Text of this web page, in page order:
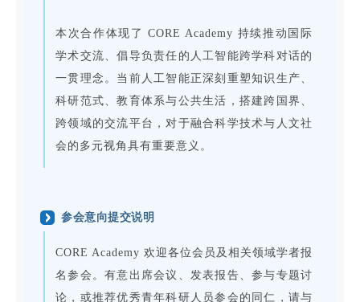
本次合作体现了 CORE Academy 持续推动国际
学术交流、倡导负责任的人工智能跨学科对话的
一贯理念。当前人工智能正深刻重塑知识生产、
科研范式、教育体系与公共生活，搭建跨国界、
跨领域的交流平台，对于融合科学技术与人文社
会的多元视角具有重要意义。
参会意向提交说明
CORE Academy 欢迎各位会员及相关领域学者报
名参会。有意出席会议、发表报告、参与专题讨
论，或推荐优秀青年科研人员参会的同仁，请与